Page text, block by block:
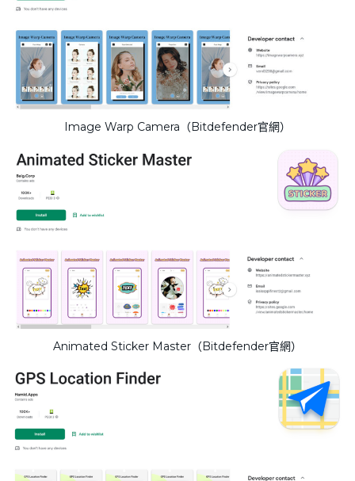
Image Warp Camera（Bitdefender官網）
Animated Sticker Master（Bitdefender官網）